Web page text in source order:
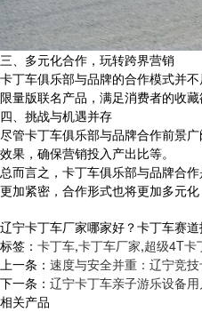
三、多元化合作，玩转跨界营销
卡丁车俱乐部与品牌的合作模式并
限量版联名产品，满足消费者的收
四、挑战与机遇并存
尽管卡丁车俱乐部与品牌合作前景
效果，确保营销投入产出比等。
总而言之，卡丁车俱乐部与品牌合
更加紧密，合作形式也将更加多元
辽宁卡丁车厂家哪家好？卡丁车赛
标签： 卡丁车,卡丁车厂家,超级4T卡
上一条： 速度与安全并重：辽宁竞
下一条： 辽宁卡丁车亲子游乐设备
相关产品